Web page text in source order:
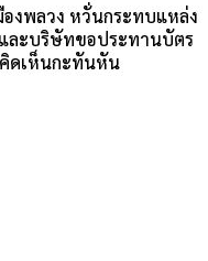
งพลวง หวั่นกระทบแหล่ง
ละบริษัทขอประทานบัตร
คิดเห็นกะทันหัน